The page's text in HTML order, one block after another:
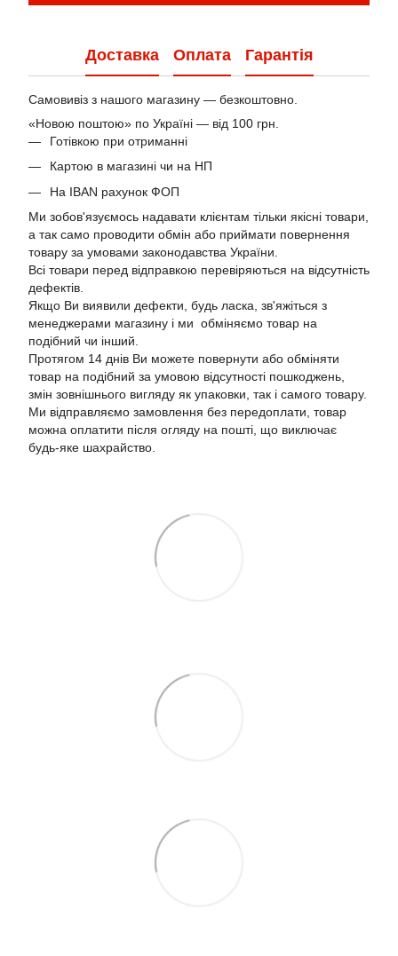
Доставка Оплата Гарантія
Самовивіз з нашого магазину — безкоштовно.
«Новою поштою» по Україні — від 100 грн.
Готівкою при отриманні
Картою в магазині чи на НП
На IBAN рахунок ФОП
Ми зобов'язуємось надавати клієнтам тільки якісні товари,
а так само проводити обмін або приймати повернення
товару за умовами законодавства України.
Всі товари перед відправкою перевіряються на відсутність
дефектів.
Якщо Ви виявили дефекти, будь ласка, зв'яжіться з
менеджерами магазину і ми обміняємо товар на
подібний чи інший.
Протягом 14 днів Ви можете повернути або обміняти
товар на подібний за умовою відсутності пошкоджень,
змін зовнішнього вигляду як упаковки, так і самого товару.
Ми відправляємо замовлення без передоплати, товар
можна оплатити після огляду на пошті, що виключає
будь-яке шахрайство.